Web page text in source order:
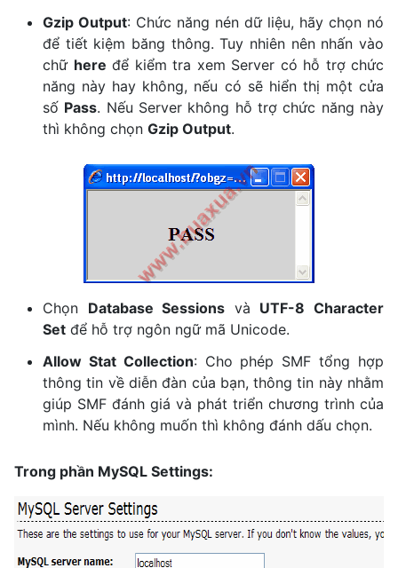
Gzip Output: Chức năng nén dữ liệu, hãy chọn nó
để tiết kiệm băng thông. Tuy nhiên nên nhấn vào
chữ here để kiểm tra xem Server có hỗ trợ chức
năng này hay không, nếu có sẽ hiển thị một cửa
số Pass. Nếu Server không hỗ trợ chức năng này
thì không chọn Gzip Output.
Chọn Database Sessions và UTF-8 Character
Set để hỗ trợ ngôn ngữ mã Unicode.
Allow Stat Collection: Cho phép SMF tổng hợp
thông tin về diễn đàn của bạn, thông tin này nhằm
giúp SMF đánh giá và phát triển chương trình của
mình. Nếu không muốn thì không đánh dấu chọn.
Trong phần MySQL Settings: